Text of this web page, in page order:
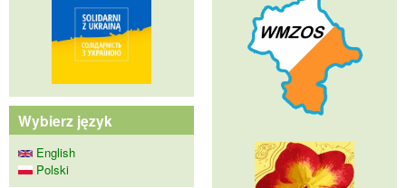
Wybierz język
English
Polski